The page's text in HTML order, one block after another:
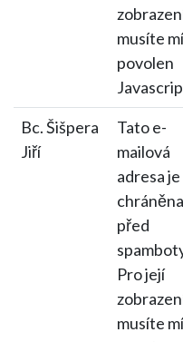
musíte
povolen
Bc. Šišpera
Jiří
Tato e-
mailová
adresa je
chráněna
před
Pro její
musíte